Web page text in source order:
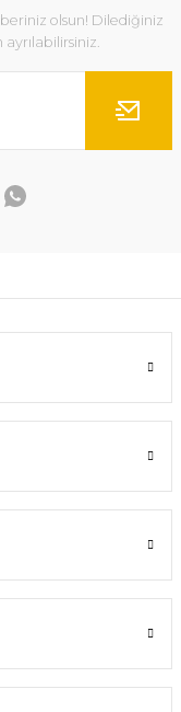
olsun! Dilediğiniz